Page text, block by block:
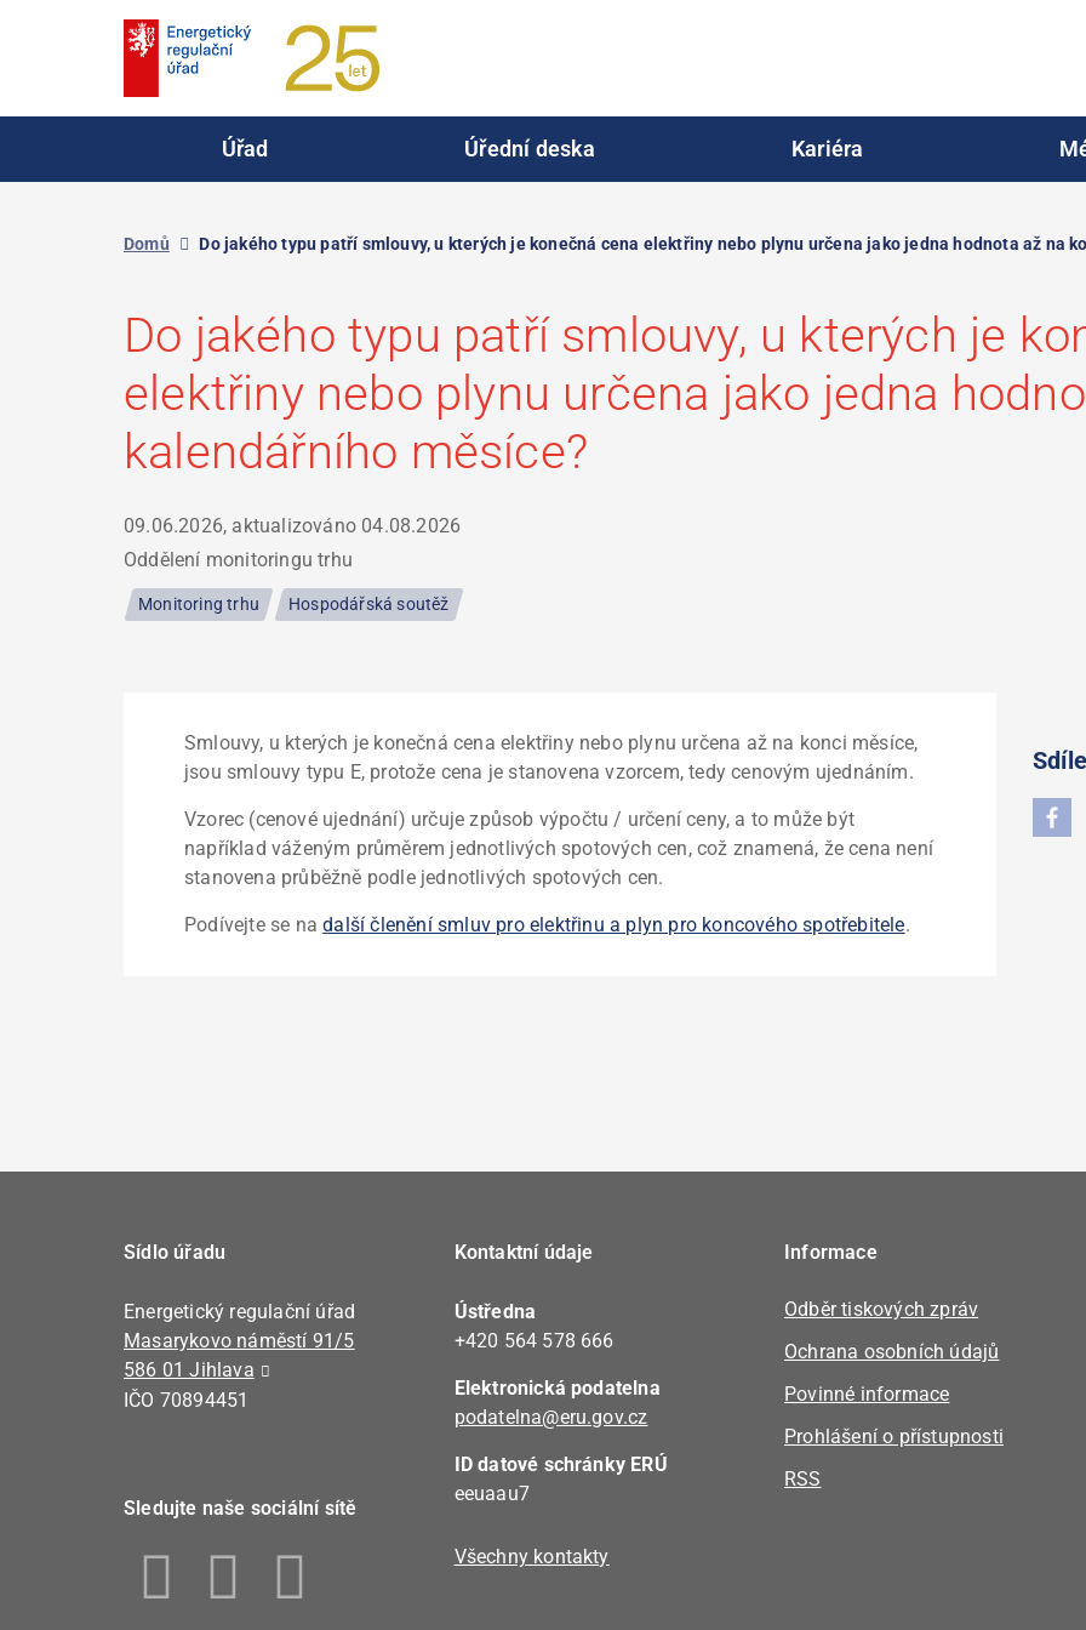
Úřad Úřední deska Kariéra
Domů Do jakého typu patří smlouvy, u kterých je konečná cena elektřiny nebo plynu určena jako jedna hodnota až na
Do jakého typu patří smlouvy, u kterých je
elektřiny nebo plynu určena jako jedna
kalendářního měsíce?
09.06.2026, aktualizováno 04.08.2026
Oddělení monitoringu trhu
Monitoring trhu Hospodářská soutěž
Smlouvy, u kterých je konečná cena elektřiny nebo plynu určena až na konci měsíce,
jsou smlouvy typu E, protože cena je stanovena vzorcem, tedy cenovým ujednáním.
Vzorec (cenové ujednání) určuje způsob výpočtu / určení ceny, a to může být
například váženým průměrem jednotlivých spotových cen, což znamená, že cena není
stanovena průběžně podle jednotlivých spotových cen.
Podívejte se nadalší členění smluv pro elektřinu a plyn pro koncového spotřebitele.
Sídlo úřadu
Energetický regulační úřad
Masarykovo náměstí 91/5
586 01 Jihlava
IČO 70894451
Sledujte naše sociální sítě
Kontaktní údaje
Ústředna
+420 564 578 666
Elektronická podatelna
podatelna@eru.gov.cz
ID datové schránky ERÚ
eeuaau7
Všechny kontakty
Informace
Odběr tiskových zpráv
Ochrana osobních údajů
Povinné informace
Prohlášení o přístupnosti
RSS